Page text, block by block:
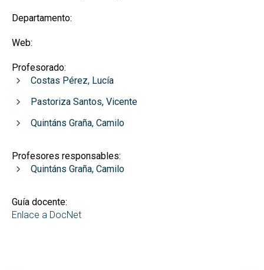
Departamento:
Web:
Profesorado:
Costas Pérez, Lucía
Pastoriza Santos, Vicente
Quintáns Graña, Camilo
Profesores responsables:
Quintáns Graña, Camilo
Guía docente:
Enlace a DocNet